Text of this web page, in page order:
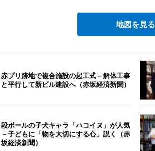
地図を見る
赤プリ跡地で複合施設の起工式－解体工事
と平行して新ビル建設へ（赤坂経済新聞）
段ボールの子犬キャラ「ハコイヌ」が人気
－子どもに「物を大切にする心」説く（赤
坂経済新聞）